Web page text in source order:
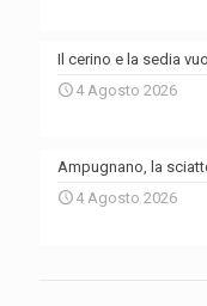
Il cerino e la sedia
4 Agosto 2026
Ampugnano, la
4 Agosto 2026